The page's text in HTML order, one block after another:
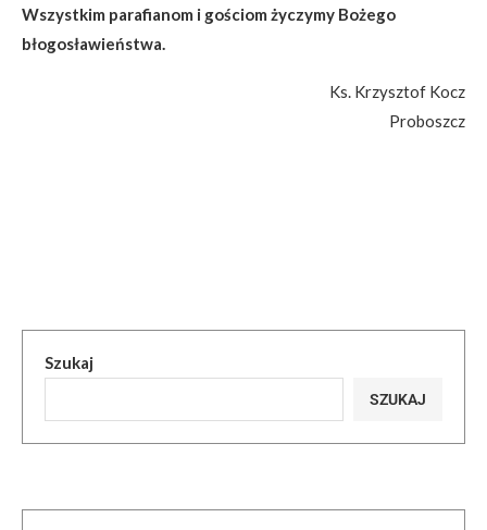
Wszystkim parafianom i gościom życzymy Bożego
błogosławieństwa.
Ks. Krzysztof Kocz
Proboszcz
Szukaj
SZUKAJ